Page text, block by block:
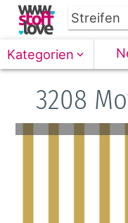
Kategorien
3208